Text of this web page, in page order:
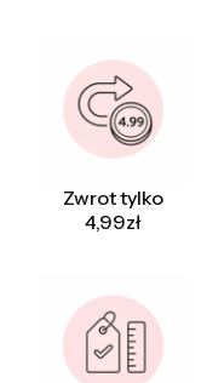
Zwrot tylko
4,99zł